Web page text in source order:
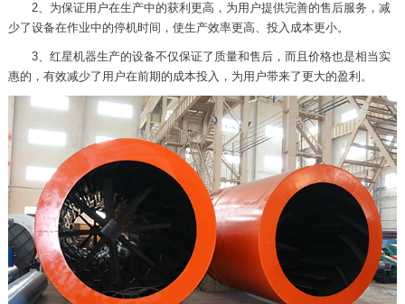
2、为保证用户在生产中的获利更高，为用户提供完善的售后服务，减
少了设备在作业中的停机时间，使生产效率更高、投入成本更小。
3、红星机器生产的设备不仅保证了质量和售后，而且价格也是相当实
惠的，有效减少了用户在前期的成本投入，为用户带来了更大的盈利。